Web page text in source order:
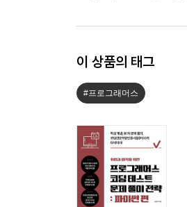
이 상품의 태그
#프로그래머스